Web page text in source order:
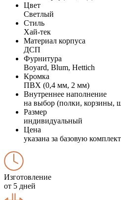
Цвет
Светлый
Стиль
Хай-тек
Материал корпуса
ДСП
Фурнитура
Boyard, Blum, Hettich
Кромка
ПВХ (0,4 мм, 2 мм)
Внутреннее наполнение
на выбор (полки, корзины,
Размер
индивидуальный
Цена
указана за базовую
Изготовление
от 5 дней